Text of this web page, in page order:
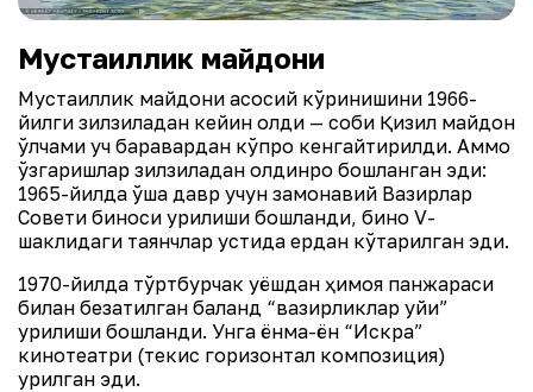
Мустақиллик майдони
Мустақиллик майдони асосий кўринишини 1966-
йилги зилзиладан кейин олди — собиқ Қизил майдон
ўлчами уч баравардан кўпроқ кенгайтирилди. Аммо
ўзгаришлар зилзиладан олдинроқ бошланган эди:
1965-йилда ўша давр учун замонавий Вазирлар
Совети биноси қурилиши бошланди, бино V-
шаклидаги таянчлар устида ердан кўтарилган эди.
1970-йилда тўртбурчак қуёшдан ҳимоя панжараси
билан безатилган баланд “вазирликлар уйи”
қурилиши бошланди. Унга ёнма-ён “Искра”
кинотеатри (текис горизонтал композиция)
қурилган эди.